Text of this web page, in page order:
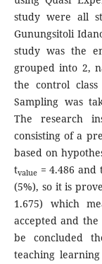
study were all
Gunungsitoli
study was the
grouped into 2,
the control
Sampling was
The research
consisting of a
based on
tvalue= 4.486 and
(5%), so it is
1.675) which
accepted and
be concluded
teaching